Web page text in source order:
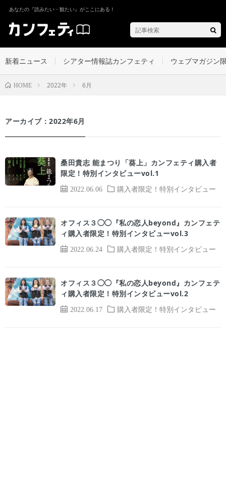
あなたの『読みたい・観たい』がここにある！
新着ニュース シアター情報誌カンフェティ ウェブマガジン
HOME 2022年 6月
アーカイブ：2022年6月
2022.06.06 購入者限定！特別インタビュー
桑田貴志 能まつり「葵上」カンフェティ購入者
限定！特別インタビューvol.1
2022.06.24 購入者限定！特別インタビュー
オフィス３◯◯『私の恋人beyond』カンフェテ
ィ購入者限定！特別インタビューvol.3
2022.06.17 購入者限定！特別インタビュー
オフィス３◯◯『私の恋人beyond』カンフェテ
ィ購入者限定！特別インタビューvol.2